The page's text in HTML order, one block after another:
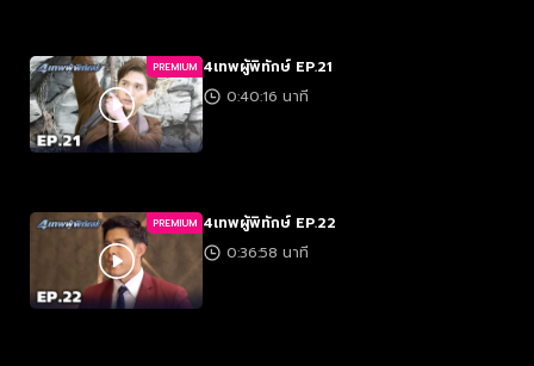
PREMIUM 4เทพผู้พิทักษ์ EP.21
0:40:16 นาที
PREMIUM 4เทพผู้พิทักษ์ EP.22
0:36:58 นาที